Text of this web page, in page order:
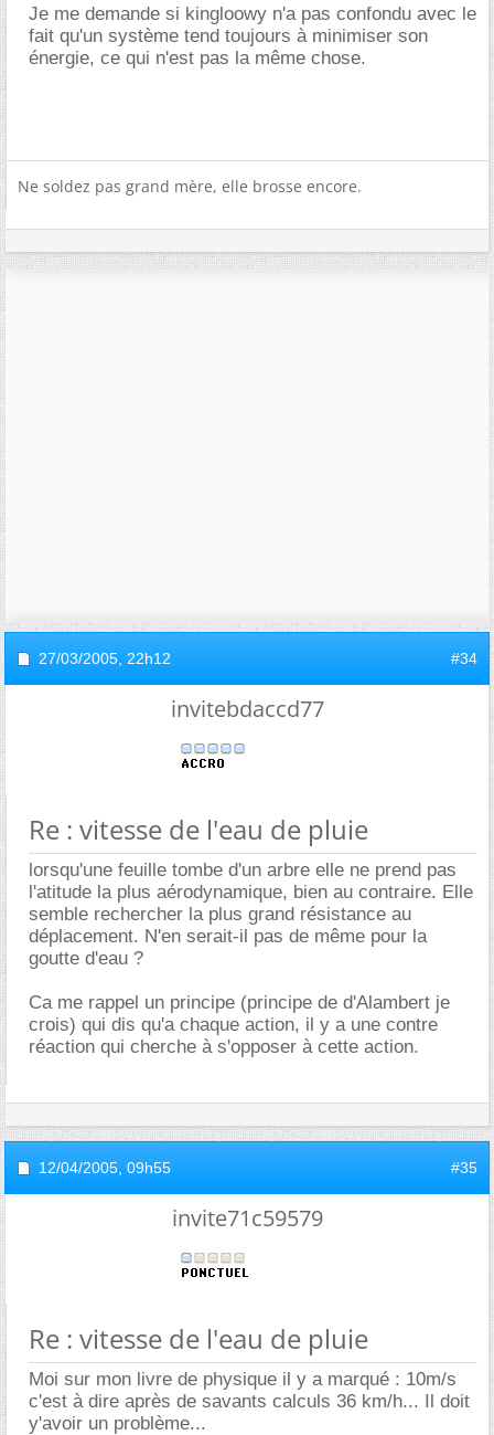
Je me demande si kingloowy n'a pas confondu avec le
fait qu'un système tend toujours à minimiser son
énergie, ce qui n'est pas la même chose.
Ne soldez pas grand mère, elle brosse encore.
27/03/2005, 22h12 #34
invitebdaccd77
Re : vitesse de l'eau de pluie
lorsqu'une feuille tombe d'un arbre elle ne prend pas
l'atitude la plus aérodynamique, bien au contraire. Elle
semble rechercher la plus grand résistance au
déplacement. N'en serait-il pas de même pour la
goutte d'eau ?
Ca me rappel un principe (principe de d'Alambert je
crois) qui dis qu'a chaque action, il y a une contre
réaction qui cherche à s'opposer à cette action.
12/04/2005, 09h55 #35
invite71c59579
Re : vitesse de l'eau de pluie
Moi sur mon livre de physique il y a marqué : 10m/s
c'est à dire après de savants calculs 36 km/h... Il doit
y'avoir un problème...